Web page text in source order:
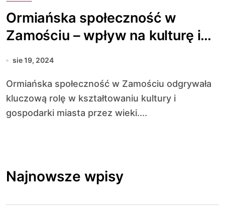
Ormiańska społeczność w
Zamościu – wpływ na kulturę i
gospodarkę miasta
sie 19, 2024
Ormiańska społeczność w Zamościu odgrywała
kluczową rolę w kształtowaniu kultury i
gospodarki miasta przez wieki....
Najnowsze wpisy